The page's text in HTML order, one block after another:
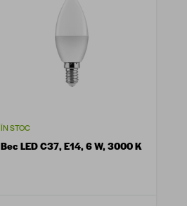
ÎN STOC
Bec LED C37, E14, 6 W, 3000 K